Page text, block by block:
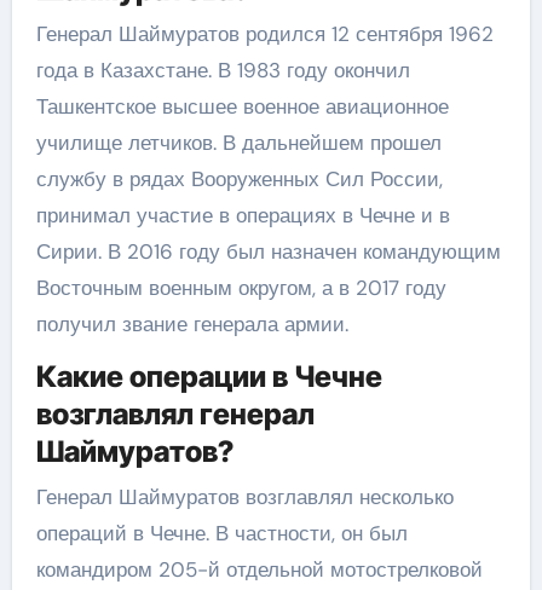
Генерал Шаймуратов родился 12 сентября 1962
года в Казахстане. В 1983 году окончил
Ташкентское высшее военное авиационное
училище летчиков. В дальнейшем прошел
службу в рядах Вооруженных Сил России,
принимал участие в операциях в Чечне и в
Сирии. В 2016 году был назначен командующим
Восточным военным округом, а в 2017 году
получил звание генерала армии.
Какие операции в Чечне
возглавлял генерал
Шаймуратов?
Генерал Шаймуратов возглавлял несколько
операций в Чечне. В частности, он был
командиром 205-й отдельной мотострелковой